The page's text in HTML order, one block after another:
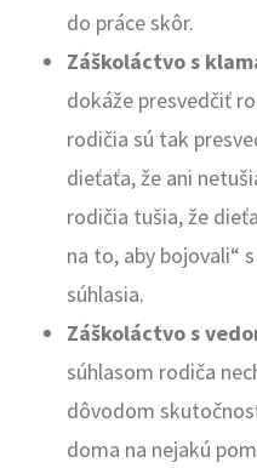
do práce skôr.
Záškoláctvo s
dokáže presvedčiť
rodičia sú tak
dieťaťa, že ani
rodičia tušia, že
na to, aby bojovali“
súhlasia.
Záškoláctvo s
súhlasom rodiča
dôvodom
doma na nejakú